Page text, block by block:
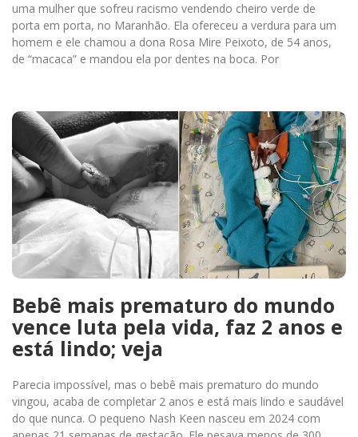
uma mulher que sofreu racismo vendendo cheiro verde de
porta em porta, no Maranhão. Ela ofereceu a verdura para um
homem e ele chamou a dona Rosa Mire Peixoto, de 54 anos,
de “macaca” e mandou ela por dentes na boca. Por
Bebê mais prematuro do mundo
vence luta pela vida, faz 2 anos e
está lindo; veja
Parecia impossível, mas o bebê mais prematuro do mundo
vingou, acaba de completar 2 anos e está mais lindo e saudável
do que nunca. O pequeno Nash Keen nasceu em 2024 com